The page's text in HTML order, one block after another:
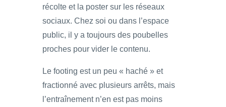
récolte et la poster sur les réseaux
sociaux. Chez soi ou dans l’espace
public, il y a toujours des poubelles
proches pour vider le contenu.
Le footing est un peu « haché » et
fractionné avec plusieurs arrêts, mais
l’entraînement n’en est pas moins